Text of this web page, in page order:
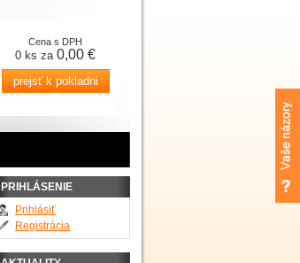
PRIHLÁSENIE
Prihlásiť
Registrácia
Cena s DPH
0 ks za 0,00 €
prejsť k pokladni